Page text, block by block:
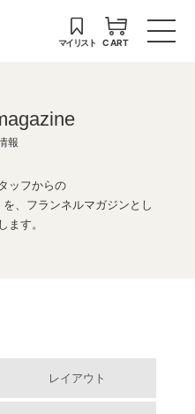
マイリスト CART
報
ッフからの
、フランネルマガジンとし
ます。
レイアウト